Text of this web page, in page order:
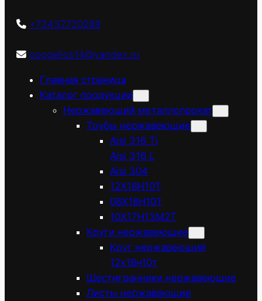
+73432720289
ooogelios14@yandex.ru
Главная страница
Каталог продукции
Нержавеющий металлопрокат
Трубы нержавеющие
Aisi 316 Ti
Aisi 316 L
Aisi 304
12Х18Н10Т
08Х18Н10Т
10Х17Н13М2Т
Круги нержавеющие
Круг нержавеющий
12х18н10т
Шестигранники нержавеющие
Листы нержавеющие